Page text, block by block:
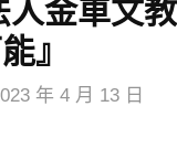
人金車文
』
年 4 月 13 日